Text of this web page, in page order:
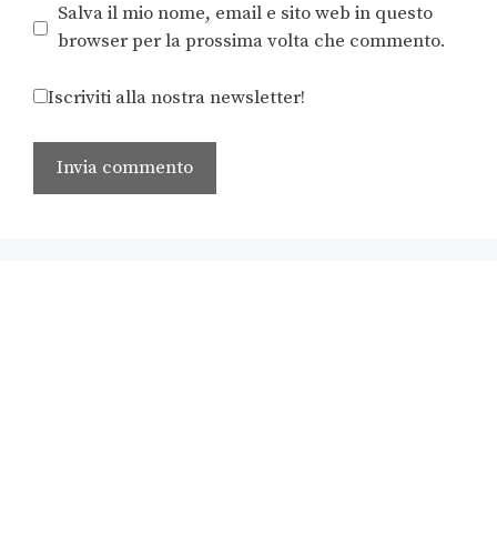
Salva il mio nome, email e sito web in questo
browser per la prossima volta che commento.
Iscriviti alla nostra newsletter!